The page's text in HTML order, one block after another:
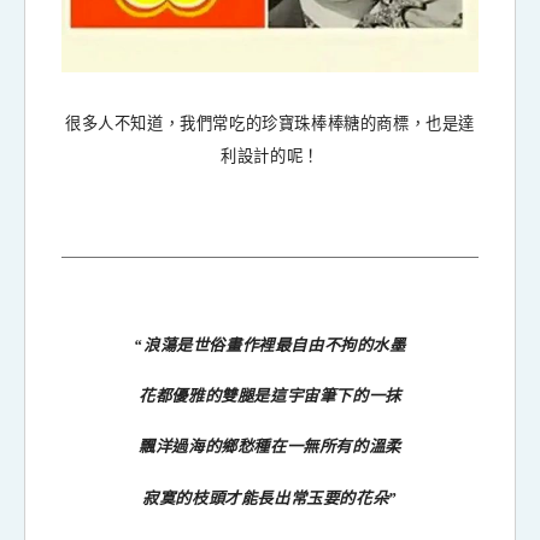
很多人不知道，我們常吃的珍寶珠棒棒糖的商標，也是達
利設計的呢！
“浪蕩是世俗畫作裡最自由不拘的水墨
花都優雅的雙腿是這宇宙筆下的一抹
飄洋過海的鄉愁種在一無所有的溫柔
寂寞的枝頭才能長出常玉要的花朵”